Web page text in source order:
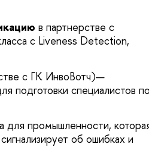
в партнерстве с
с Liveness Detection,
с ГК ИнвоВотч)—
подготовки специалистов
для промышленности,
об ошибках и